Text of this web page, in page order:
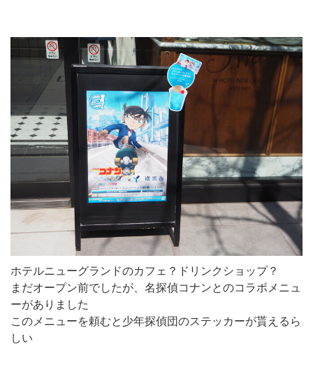
ホテルニューグランドのカフェ？ドリンクショップ？
まだオープン前でしたが、名探偵コナンとのコラボメニュ
ーがありました
このメニューを頼むと少年探偵団のステッカーが貰えるら
しい